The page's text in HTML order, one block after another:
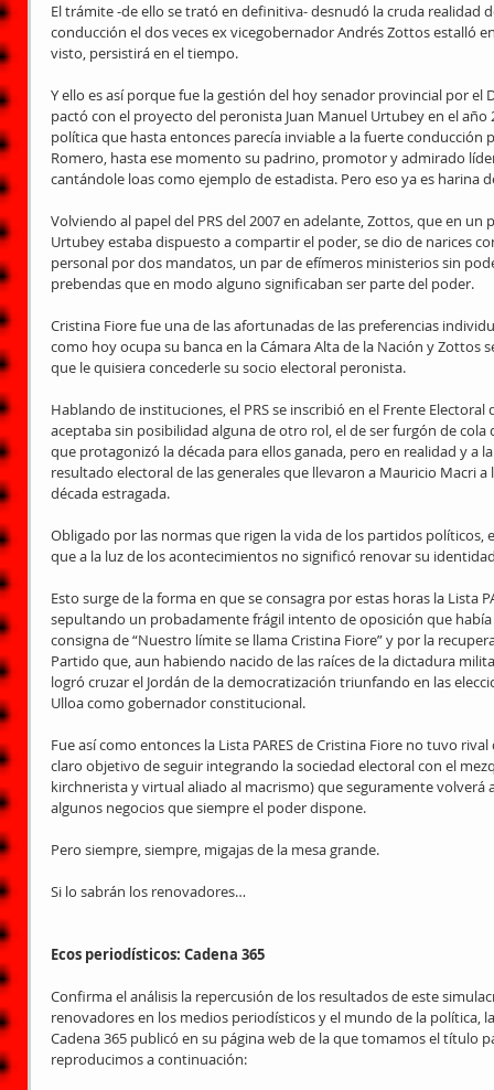
El trámite -de ello se trató en definitiva- desnudó la cruda realidad
conducción el dos veces ex vicegobernador Andrés Zottos estalló
visto, persistirá en el tiempo.
Y ello es así porque fue la gestión del hoy senador provincial por
pactó con el proyecto del peronista Juan Manuel Urtubey en el
política que hasta entonces parecía inviable a la fuerte conducción
Romero, hasta ese momento su padrino, promotor y admirado
cantándole loas como ejemplo de estadista. Pero eso ya es harina
Volviendo al papel del PRS del 2007 en adelante, Zottos, que en
Urtubey estaba dispuesto a compartir el poder, se dio de narices
personal por dos mandatos, un par de efímeros ministerios sin
prebendas que en modo alguno significaban ser parte del poder.
Cristina Fiore fue una de las afortunadas de las preferencias
como hoy ocupa su banca en la Cámara Alta de la Nación y Zottos
que le quisiera concederle su socio electoral peronista.
Hablando de instituciones, el PRS se inscribió en el Frente
aceptaba sin posibilidad alguna de otro rol, el de ser furgón de
que protagonizó la década para ellos ganada, pero en realidad y a
resultado electoral de las generales que llevaron a Mauricio Macri
década estragada.
Obligado por las normas que rigen la vida de los partidos políticos,
que a la luz de los acontecimientos no significó renovar su
Esto surge de la forma en que se consagra por estas horas la Lista
sepultando un probadamente frágil intento de oposición que
consigna de “Nuestro límite se llama Cristina Fiore” y por la
Partido que, aun habiendo nacido de las raíces de la dictadura
logró cruzar el Jordán de la democratización triunfando en las
Ulloa como gobernador constitucional.
Fue así como entonces la Lista PARES de Cristina Fiore no tuvo
claro objetivo de seguir integrando la sociedad electoral con el
kirchnerista y virtual aliado al macrismo) que seguramente volverá
algunos negocios que siempre el poder dispone.
Pero siempre, siempre, migajas de la mesa grande.
Si lo sabrán los renovadores…
Ecos periodísticos: Cadena 365
Confirma el análisis la repercusión de los resultados de este
renovadores en los medios periodísticos y el mundo de la política,
Cadena 365 publicó en su página web de la que tomamos el título
reproducimos a continuación: